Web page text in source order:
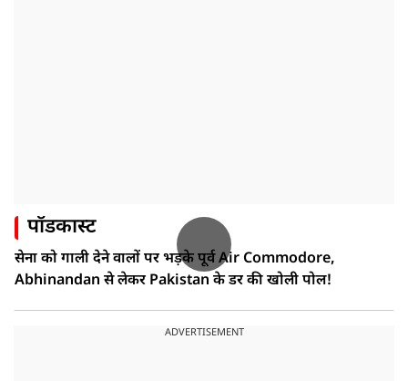
पॉडकास्ट
सेना को गाली देने वालों पर भड़के पूर्व Air Commodore,
Abhinandan से लेकर Pakistan के डर की खोली पोल!
ADVERTISEMENT